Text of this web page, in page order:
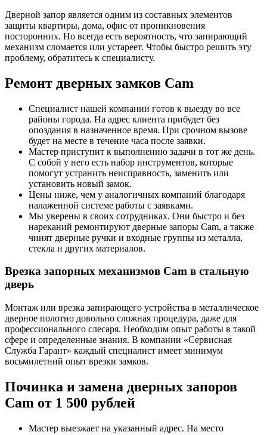
Дверной запор является одним из составных элементов
защиты квартиры, дома, офис от проникновения
посторонних. Но всегда есть вероятность, что запирающий
механизм сломается или устареет. Чтобы быстро решить эту
проблему, обратитесь к специалисту.
Ремонт дверных замков Cam
Специалист нашей компании готов к выезду во все
районы города. На адрес клиента прибудет без
опоздания в назначенное время. При срочном вызове
будет на месте в течение часа после заявки.
Мастер приступит к выполнению задачи в тот же день.
С собой у него есть набор инструментов, которые
помогут устранить неисправность, заменить или
установить новый замок.
Цены ниже, чем у аналогичных компаний благодаря
налаженной системе работы с заявками.
Мы уверены в своих сотрудниках. Они быстро и без
нареканий ремонтируют дверные запоры Cam, а также
чинят дверные ручки и входные группы из металла,
стекла и других материалов.
Врезка запорных механизмов Cam в стальную
дверь
Монтаж или врезка запирающего устройства в металлическое
дверное полотно довольно сложная процедура, даже для
профессионального слесаря. Необходим опыт работы в такой
сфере и определенные знания. В компании «Сервисная
Служба Гарант» каждый специалист имеет минимум
восьмилетний опыт врезки замков.
Починка и замена дверных запоров
Cam от 1 500 рублей
Мастер выезжает на указанный адрес. На место